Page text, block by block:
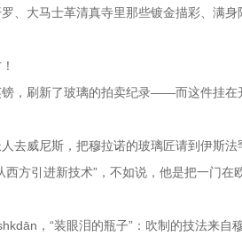
、大马士革清真寺里那些镀金描彩、满身
，刷新了玻璃的拍卖纪录——而这件挂在
去威尼斯，把穆拉诺的玻璃匠请到伊斯
方引进新技术”，不如说，他是把一门在
，“装眼泪的瓶子”：吹制的技法来自